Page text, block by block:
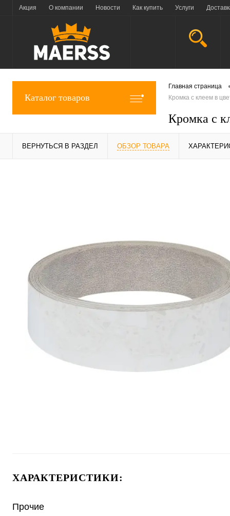
Акция О компании Новости Как купить Услуги
Каталог товаров
Главная страница
Кромка с клеем в
Кромка с
ВЕРНУТЬСЯ В РАЗДЕЛ ОБЗОР ТОВАРА
ХАРАКТЕРИСТИКИ:
Прочие